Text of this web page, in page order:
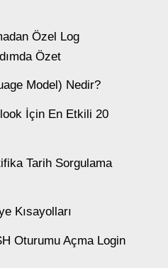
Özel Log
Özet
Model) Nedir?
İçin En Etkili 20
Tarih Sorgulama
Kısayolları
Oturumu Açma Login